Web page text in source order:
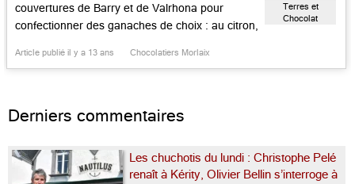
couvertures de Barry et de Valrhona pour
confectionner des ganaches de choix : au citron,
ou à la mandarine, ses parfums divers sont des
Article publié il y a 13 ans Chocolatiers Morlaix
Terres et
Chocolat
Derniers commentaires
Les chuchotis du lundi : Christophe Pelé
renaît à Kérity, Olivier Bellin s’interroge à